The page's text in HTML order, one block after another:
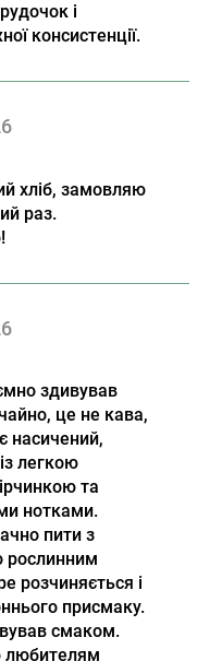
і
консистенції.
хліб, замовляю
раз.
здивував
це не кава,
насичений,
легкою
та
нотками.
пити з
рослинним
розчиняється і
присмаку.
смаком.